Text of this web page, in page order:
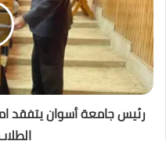
رئيس جامعة أسوان يتفقد